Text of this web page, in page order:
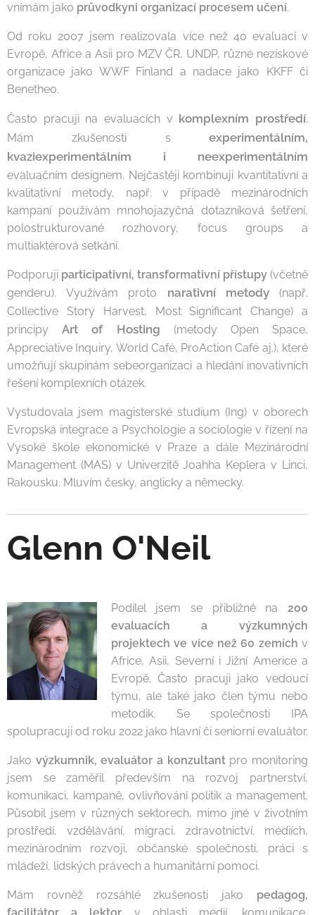
vnímám jako průvodkyni organizací procesem učení.
Od roku 2007 jsem realizovala více než 40 evaluací v
Evropě, Africe a Asii pro MZV ČR, UNDP, různé neziskové
organizace jako WWF Finland a nadace jako KKFF či
Benetheo.
Často pracuji na evaluacích v komplexním prostředí.
Mám zkušenosti s experimentálním,
kvaziexperimentálním i neexperimentálním
evaluačním designem. Nejčastěji kombinuji kvantitativní a
kvalitativní metody, např. v případě mezinárodních
kampaní používám mnohojazyčná dotazníková šetření,
polostrukturované rozhovory, focus groups a
multiaktérová setkání.
Podporuji participativní, transformativní přístupy (včetně
genderu). Využívám proto narativní metody(např.
Collective Story Harvest, Most Significant Change) a
principyArt of Hosting (metody Open Space,
Appreciative Inquiry, World Café, ProAction Café aj.), které
umožňují skupinám sebeorganizaci a hledání inovativních
řešení komplexních otázek.
Vystudovala jsem magisterské studium (Ing) v oborech
Evropská integrace a Psychologie a sociologie v řízení na
Vysoké škole ekonomické v Praze a dále Mezinárodní
Management (MAS) v Univerzitě Joahha Keplera v Linci,
Rakousku. Mluvím česky, anglicky a německy.
Glenn O'Neil
Podílel jsem se přibližně na 200
evaluacích a výzkumných
projektech ve více než 60 zemích v
Africe, Asii, Severní i Jižní Americe a
Evropě. Často pracuji jako vedoucí
týmu, ale také jako člen týmu nebo
metodik. Se společností IPA
spolupracuji od roku 2022 jako hlavní či seniorní evaluátor.
Jako výzkumnik, evaluátor a konzultant pro monitoring
jsem se zaměřil především na rozvoj partnerství,
komunikaci, kampaně, ovlivňování politik a management.
Působil jsem v různých sektorech, mimo jiné v životním
prostředí, vzdělávání, migraci, zdravotnictví, médiích,
mezinárodním rozvoji, občanské společnosti, práci s
mládeží, lidských právech a humanitární pomoci.
Mám rovněž rozsáhlé zkušenosti jako pedagog,